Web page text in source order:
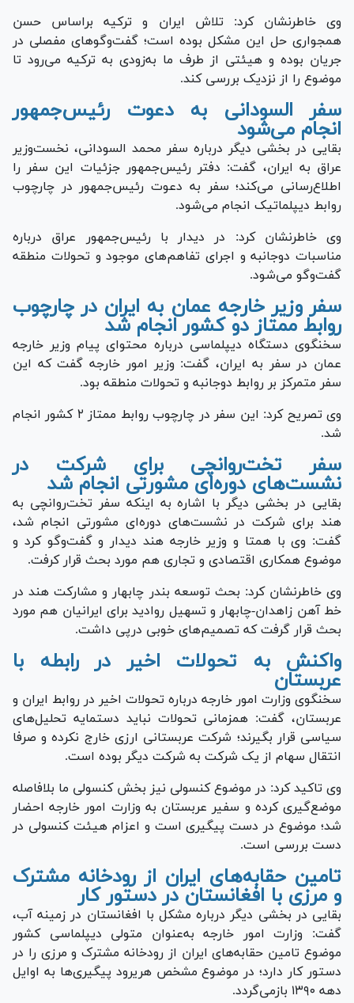
وی خاطرنشان کرد: تلاش ایران و ترکیه براساس حسن
همجواری حل این مشکل بوده است؛ گفت‌وگو‌های مفصلی در
جریان بوده و هیئتی از طرف ما به‌زودی به ترکیه می‌رود تا
موضوع را از نزدیک بررسی کند.
سفر السودانی به دعوت رئیس‌جمهور
انجام می‌شود
بقایی در بخشی دیگر درباره سفر محمد السودانی، نخست‌وزیر
عراق به ایران، گفت: دفتر رئیس‌جمهور جزئیات این سفر را
اطلاع‌رسانی می‌کند؛ سفر به دعوت رئیس‌جمهور در چارچوب
روابط دیپلماتیک انجام می‌شود.
وی خاطرنشان کرد: در دیدار با رئیس‌جمهور عراق درباره
مناسبات دوجانبه و اجرای تفاهم‌های موجود و تحولات منطقه
گفت‌وگو می‌شود.
سفر وزیر خارجه عمان به ایران در چارچوب
روابط ممتاز دو کشور انجام شد
سخنگوی دستگاه دیپلماسی درباره محتوای پیام وزیر خارجه
عمان در سفر به ایران، گفت: وزیر امور خارجه گفت که این
سفر متمرکز بر روابط دوجانبه و تحولات منطقه بود.
وی تصریح کرد: این سفر در چارچوب روابط ممتاز ۲ کشور انجام
شد.
سفر تخت‌روانچی برای شرکت در
نشست‌های دوره‌ای مشورتی انجام شد
بقایی در بخشی دیگر با اشاره به اینکه سفر تخت‌روانچی به
هند برای شرکت در نشست‌های دوره‌ای مشورتی انجام شد،
گفت: وی با همتا و وزیر خارجه هند دیدار و گفت‌وگو کرد و
موضوع همکاری اقتصادی و تجاری هم مورد بحث قرار کرفت.
وی خاطرنشان کرد: بحث توسعه بندر چابهار و مشارکت هند در
خط آهن زاهدان-چابهار و تسهیل روادید برای ایرانیان هم مورد
بحث قرار گرفت که تصمیم‌های خوبی درپی داشت.
واکنش به تحولات اخیر در رابطه با
عربستان
سخنگوی وزارت امور خارجه درباره تحولات اخیر در روابط ایران و
عربستان، گفت: همزمانی تحولات نباید دستمایه تحلیل‌های
سیاسی قرار بگیرند؛ شرکت عربستانی ارزی خارج نکرده و صرفا
انتقال سهام از یک شرکت به شرکت دیگر بوده است.
وی تاکید کرد: در موضوع کنسولی نیز بخش کنسولی ما بلافاصله
موضع‌گیری کرده و سفیر عربستان به وزارت امور خارجه احضار
شد؛ موضوع در دست پیگیری است و اعزام هیئت کنسولی در
دست بررسی است.
تامین حقابه‌های ایران از رودخانه مشترک
و مرزی با افغانستان در دستور کار
بقایی در بخشی دیگر درباره مشکل با افغانستان در زمینه آب،
گفت: وزارت امور خارجه به‌عنوان متولی دیپلماسی کشور
موضوع تامین حقابه‌های ایران از رودخانه مشترک و مرزی را در
دستور کار دارد؛ در موضوع مشخص هریرود پیگیری‌ها به اوایل
دهه ۱۳۹۰ بازمی‌گردد.